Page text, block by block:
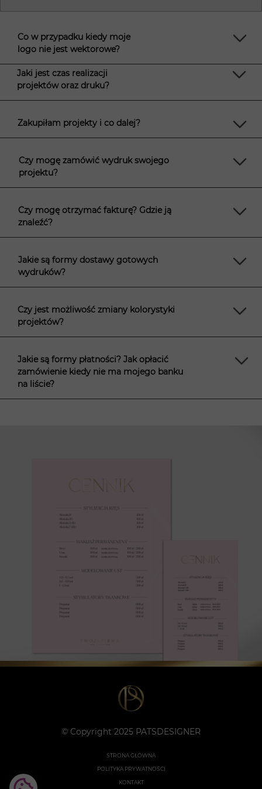
Co w przypadku kiedy moje
logo nie jest wektorowe?
Jaki jest czas realizacji
projektów oraz druku?
Zakupiłam projekty i co dalej?
Czy mogę zamówić wydruk swojego
projektu?
Czy mogę otrzymać fakturę? Gdzie ją
znaleźć?
Jakie są formy dostawy gotowych
wydruków?
Czy jest możliwość zmiany kolorystyki
projektów?
Jakie są formy płatności? Jak opłacić
zamówienie kiedy nie ma mojego banku
na liście?
© Copyright 2025 PATSDESIGNER
STRONA GŁÓWNA
POLITYKA PRYWATNOŚCI
KONTAKT